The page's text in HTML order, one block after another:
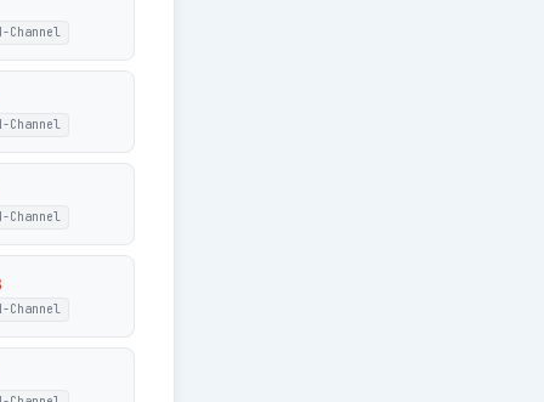
Channel
Channel
Channel
Channel